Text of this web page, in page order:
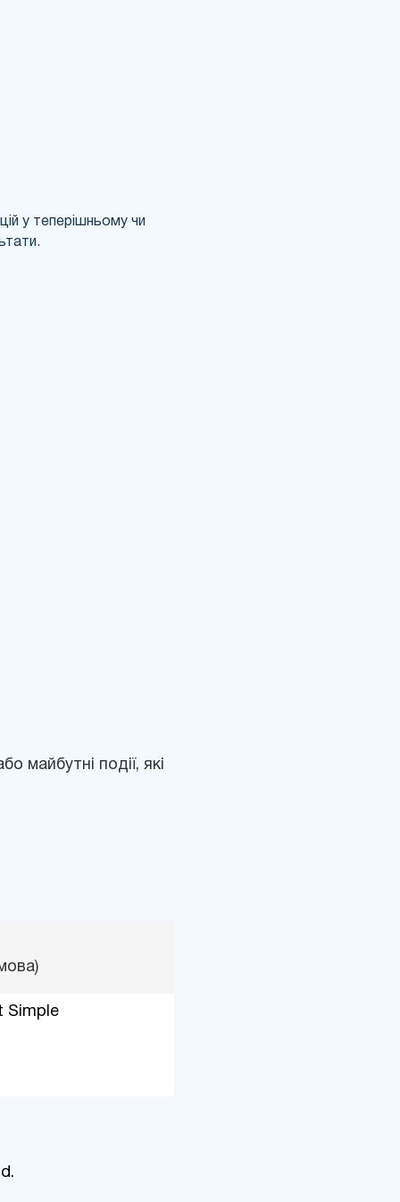
у теперішньому чи
майбутні події, які
Simple